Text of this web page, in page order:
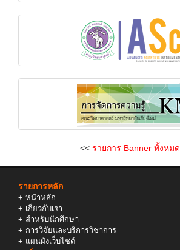
<< รายการ Banner ทั้งหมด
รายการหลัก
+ หน้าหลัก
+ เกี่ยวกับเรา
+ สำหรับนักศึกษา
+ การวิจัยและบริการวิชาการ
+ แผนผังเว็บไซต์